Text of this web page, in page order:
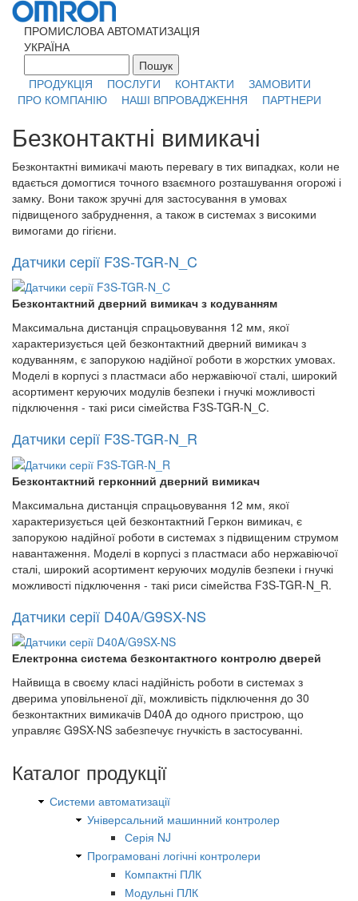
Перейти к основному содержанию
ПРОМИСЛОВА АВТОМАТИЗАЦІЯ
УКРАЇНА
Форма поиска
ПРОДУКЦІЯ
ПОСЛУГИ КОНТАКТИ
ЗАМОВИТИ
ПРО КОМПАНІЮ
НАШІ ВПРОВАДЖЕННЯ ПАРТНЕРИ
Безконтактні вимикачі
Безконтактні вимикачі мають перевагу в тих випадках, коли не
вдається домогтися точного взаємного розташування огорожі і
замку. Вони також зручні для застосування в умовах
підвищеного забруднення, а також в системах з високими
вимогами до гігієни.
Датчики серії F3S-TGR-N_C
Безконтактний дверний вимикач з кодуванням
Максимальна дистанція спрацьовування 12 мм, якої
характеризується цей безконтактний дверний вимикач з
кодуванням, є запорукою надійної роботи в жорстких умовах.
Моделі в корпусі з пластмаси або нержавіючої сталі, широкий
асортимент керуючих модулів безпеки і гнучкі можливості
підключення - такі риси сімейства F3S-TGR-N_C.
Датчики серії F3S-TGR-N_R
Безконтактний герконний дверний вимикач
Максимальна дистанція спрацьовування 12 мм, якої
характеризується цей безконтактний Геркон вимикач, є
запорукою надійної роботи в системах з підвищеним струмом
навантаження. Моделі в корпусі з пластмаси або нержавіючої
сталі, широкий асортимент керуючих модулів безпеки і гнучкі
можливості підключення - такі риси сімейства F3S-TGR-N_R.
Датчики серії D40A/G9SX-NS
Електронна система безконтактного контролю дверей
Найвища в своєму класі надійність роботи в системах з
дверима уповільненої дії, можливість підключення до 30
безконтактних вимикачів D40A до одного пристрою, що
управляє G9SX-NS забезпечує гнучкість в застосуванні.
Каталог продукції
Системи автоматизації
Універсальний машинний контролер
Серія NJ
Програмовані логічні контролери
Компактні ПЛК
Модульні ПЛК